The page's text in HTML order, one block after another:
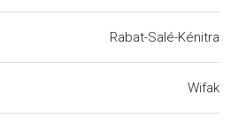
Rabat-Salé-Kénitra
Wifak